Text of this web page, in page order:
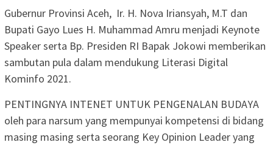
Gubernur Provinsi Aceh, Ir. H. Nova Iriansyah, M.T dan
Bupati Gayo Lues H. Muhammad Amru menjadi Keynote
Speaker serta Bp. Presiden RI Bapak Jokowi memberikan
sambutan pula dalam mendukung Literasi Digital
Kominfo 2021.
PENTINGNYA INTENET UNTUK PENGENALAN BUDAYA
oleh para narsum yang mempunyai kompetensi di bidang
masing masing serta seorang Key Opinion Leader yang